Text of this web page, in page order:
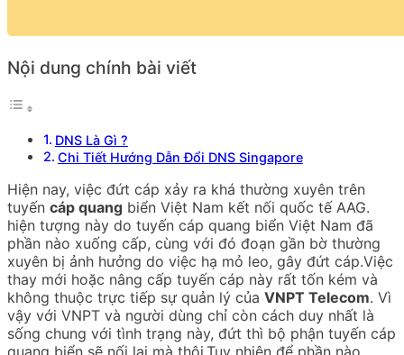
Nội dung chính bài viết
DNS Là Gì ?
Chi Tiết Hướng Dẫn Đổi DNS Singapore
Hiện nay, việc đứt cáp xảy ra khá thường xuyên trên
tuyến cáp quang biển Việt Nam kết nối quốc tế AAG.
hiện tượng này do tuyến cáp quang biển Việt Nam đã
phần nào xuống cấp, cùng với đó đoạn gần bờ thường
xuyên bị ảnh hưởng do việc hạ mỏ leo, gây đứt cáp.Việc
thay mới hoặc nâng cấp tuyến cáp này rất tốn kém và
không thuộc trực tiếp sự quản lý của VNPT Telecom. Vì
vậy với VNPT và người dùng chỉ còn cách duy nhất là
sống chung với tình trạng này, đứt thì bộ phận tuyến cáp